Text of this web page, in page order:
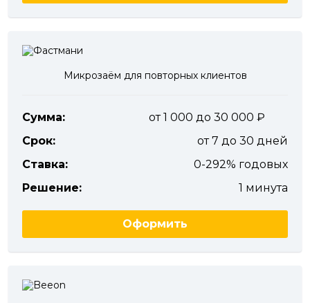
Микрозаём для повторных клиентов
Сумма:
от 1 000 до 30 000
Срок:
от 7 до 30 дней
Ставка:
0-292% годовых
Решение:
1 минута
Оформить